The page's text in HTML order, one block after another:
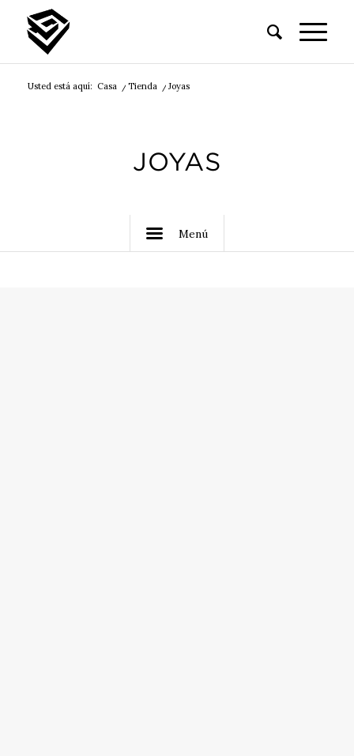
Usted está aquí: Casa / Tienda / Joyas
JOYAS
Menú